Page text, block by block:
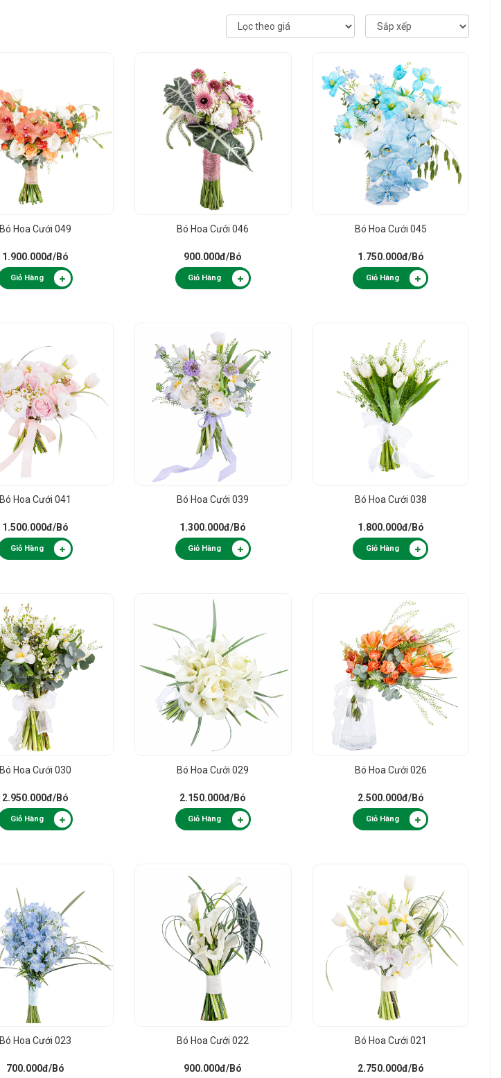
Bó Hoa Cưới 049
1.900.000đ/Bó
Giỏ Hàng
Bó Hoa Cưới 046
900.000đ/Bó
Giỏ Hàng
Bó Hoa Cưới 045
1.750.000đ/Bó
Giỏ Hàng
Bó Hoa Cưới 041
1.500.000đ/Bó
Giỏ Hàng
Bó Hoa Cưới 039
1.300.000đ/Bó
Giỏ Hàng
Bó Hoa Cưới 038
1.800.000đ/Bó
Giỏ Hàng
Bó Hoa Cưới 030
2.950.000đ/Bó
Giỏ Hàng
Bó Hoa Cưới 029
2.150.000đ/Bó
Giỏ Hàng
Bó Hoa Cưới 026
2.500.000đ/Bó
Giỏ Hàng
Bó Hoa Cưới 023
700.000đ/Bó
Bó Hoa Cưới 022
900.000đ/Bó
Bó Hoa Cưới 021
2.750.000đ/Bó